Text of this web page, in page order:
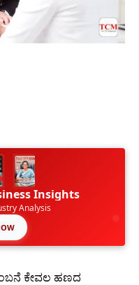
Insights
Analysis
ಕೇವಲ ಹಣದ